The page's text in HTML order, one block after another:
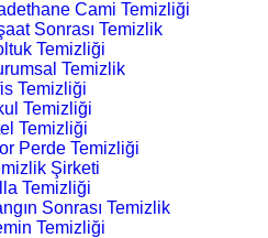
Cami Temizliği
Sonrası Temizlik
Temizliği
Temizlik
Temizliği
Temizliği
Temizliği
Perde Temizliği
Şirketi
Temizliği
Sonrası Temizlik
Temizliği